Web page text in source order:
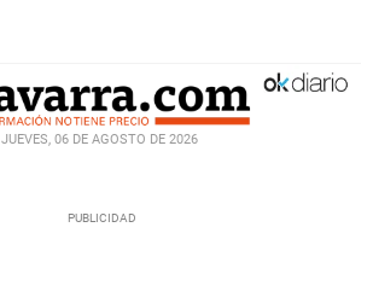
JUEVES, 06 DE AGOSTO DE 2026